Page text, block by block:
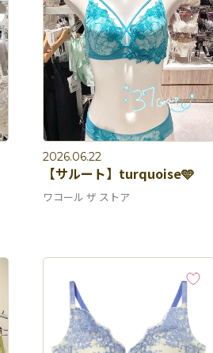
2026.06.22
【サルート】turquoise🩵
ワコール ザ ストア